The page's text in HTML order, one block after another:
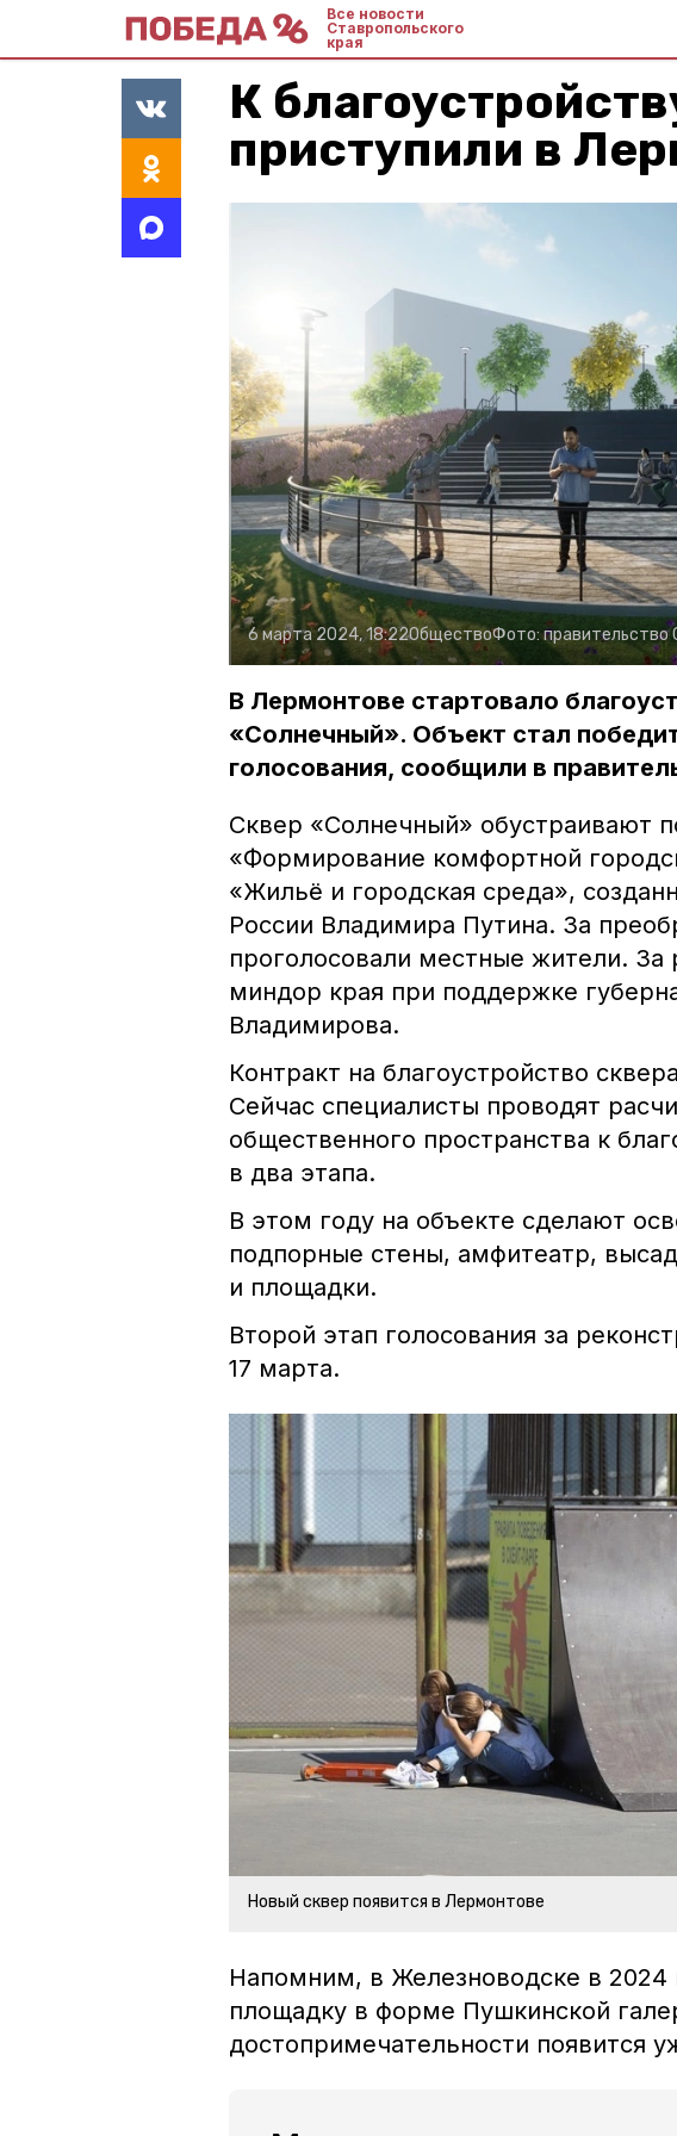
Все новости
Ставропольского
края
К
приступили в
6 марта 2024, 18:22ОбществоФото:правительство
В Лермонтове стартовало
«Солнечный». Объект стал
голосования, сообщили в
Сквер «Солнечный» обустраивают
«Формирование комфортной
«Жильё и городская среда»,
России Владимира Путина. За
проголосовали местные жители. За
миндор края при поддержке
Владимирова.
Контракт на благоустройство
Сейчас специалисты проводят
общественного пространства к
в два этапа.
В этом году на объекте сделают
подпорные стены, амфитеатр,
и площадки.
Второй этап голосования за
17 марта.
Новый сквер появится в Лермонтове
Напомним, в Железноводске в 2024
площадку в форме Пушкинской
достопримечательности появится